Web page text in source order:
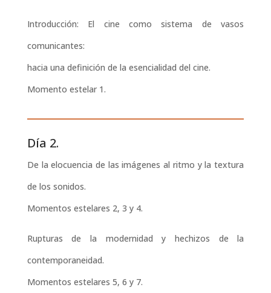
Introducción: El cine como sistema de vasos
comunicantes:
hacia una definición de la esencialidad del cine.
Momento estelar 1.
Día 2.
De la elocuencia de las imágenes al ritmo y la textura
de los sonidos.
Momentos estelares 2, 3 y 4.
Rupturas de la modernidad y hechizos de la
contemporaneidad.
Momentos estelares 5, 6 y 7.